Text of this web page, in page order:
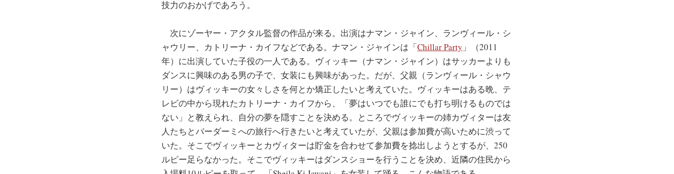
技力のおかげであろう。
次にゾーヤー・アクタル監督の作品が来る。出演はナマン・ジャイン、ランヴィール・シ
ャウリー、カトリーナ・カイフなどである。ナマン・ジャインは「Chillar Party 」（2011
年）に出演していた子役の一人である。ヴィッキー（ナマン・ジャイン）はサッカーよりも
ダンスに興味のある男の子で、女装にも興味があった。だが、父親（ランヴィール・シャウ
リー）はヴィッキーの女々しさを何とか矯正したいと考えていた。ヴィッキーはある晩、テ
レビの中から現れたカトリーナ・カイフから、「夢はいつでも誰にでも打ち明けるものでは
ない」と教えられ、自分の夢を隠すことを決める。ところでヴィッキーの姉カヴィターは友
人たちとバーダーミへの旅行へ行きたいと考えていたが、父親は参加費が高いために渋って
いた。そこでヴィッキーとカヴィターは貯金を合わせて参加費を捻出しようとするが、250
ルピー足らなかった。そこでヴィッキーはダンスショーを行うことを決め、近隣の住民から